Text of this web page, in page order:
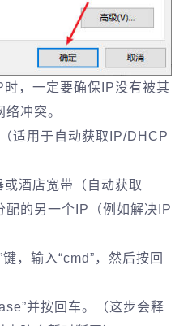
，一定要确保IP没有被其
冲突。
适用于自动获取IP/DHCP
酒店宽带（自动获取
配的另一个IP（例如解决IP
，输入“cmd”，然后按回
并按回车。（这步会释